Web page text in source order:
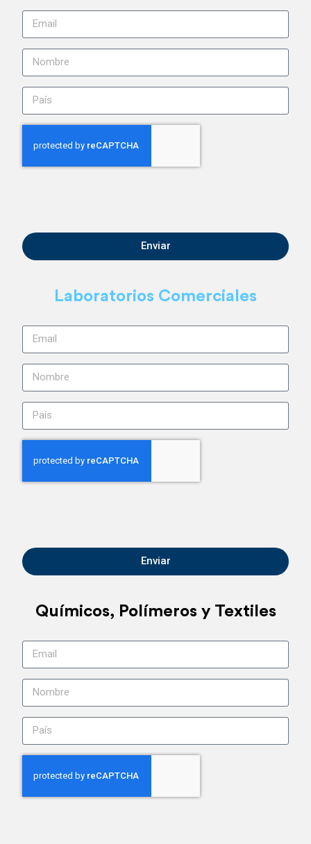
Enviar
Laboratorios Comerciales
Enviar
Químicos, Polímeros y Textiles